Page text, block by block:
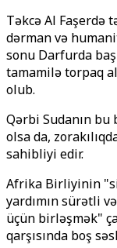
Təkcə Al Faşerdə
dərman və
sonu Darfurda
tamamilə torpaq
olub.
Qərbi Sudanın
olsa da,
sahibliyi edir.
Afrika Birliyinin
yardımın sürətli
üçün birləşmək"
qarşısında boş